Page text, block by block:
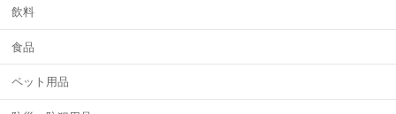
飲料
食品
ペット用品